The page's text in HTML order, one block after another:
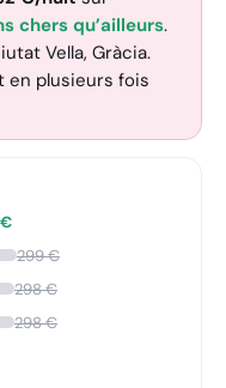
chers qu’ailleurs.
Vella, Gràcia.
en plusieurs fois
€
299€
298€
298€